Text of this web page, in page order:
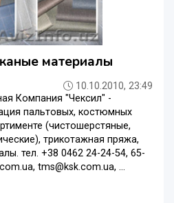
материалы
10.10.2010, 23:49
Компания "Чексил" -
пальтовых, костюмных
(чистошерстяные,
трикотажная пряжа,
тел. +38 0462 24-24-54, 65-
tms@ksk.com.ua, ...